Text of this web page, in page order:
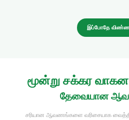
இப்போதே
மூன்று சக்கர
தேவையான
சரியான ஆவணங்களை வரிசையாக